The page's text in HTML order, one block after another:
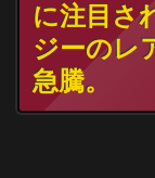
に注目さ
ジーのレ
急騰。